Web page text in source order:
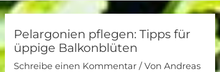
Pelargonien pflegen: Tipps für
üppige Balkonblüten
Schreibe einen Kommentar / VonAndreas